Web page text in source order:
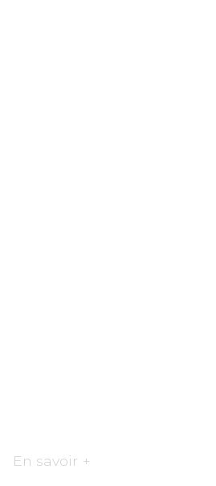
En savoir +